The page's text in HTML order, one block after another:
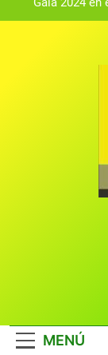
Gala 2024 en
convocado
Gala anual
Gala 2024
convocado
Gala anual
MENÚ